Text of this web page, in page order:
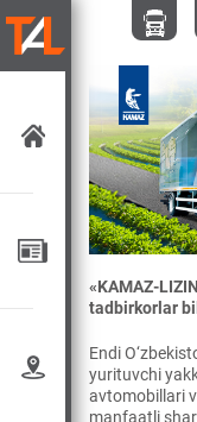
«KAMAZ-
tadbirkorlar
Endi
yurituvchi
avtomobillari
manfaatli